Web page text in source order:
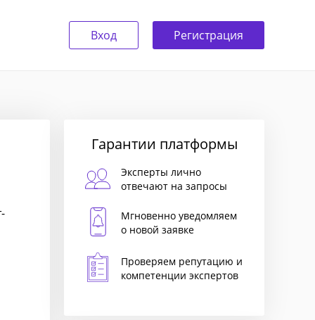
Вход Регистрация
Гарантии платформы
Эксперты лично
отвечают на запросы
Мгновенно уведомляем
о новой заявке
Проверяем репутацию и
компетенции экспертов